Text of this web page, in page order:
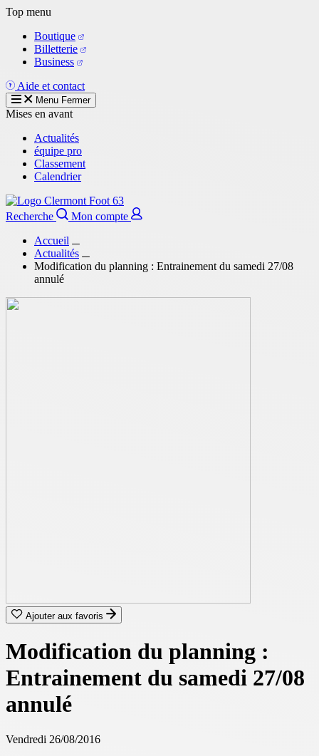
Aller
contenu
principal
Top menu
Boutique
Billetterie
Business
Aide et contact
Menu Fermer
Mises en avant
Actualités
équipe pro
Classement
Calendrier
Recherche
Mon compte
Accueil
Actualités
Modification du planning : Entrainement du samedi 27/08
annulé
Ajouter aux favoris
Modification du planning :
Entrainement du samedi 27/08
annulé
Vendredi 26/08/2016